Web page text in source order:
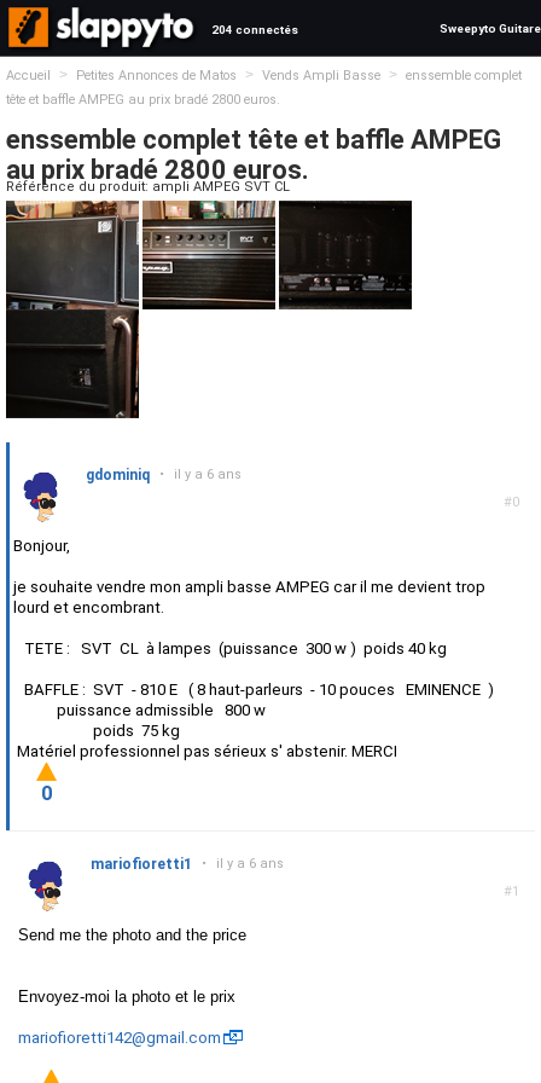
204 connectés Sweepyto Guitare
Accueil > Petites Annonces de Matos > Vends Ampli Basse >
enssemble complet
tête et baffle AMPEG au prix bradé 2800 euros.
enssemble complet tête et baffle AMPEG
au prix bradé 2800 euros.
Référence du produit: ampli AMPEG SVT CL
#0
gdominiq • il y a 6 ans
Bonjour,
je souhaite vendre mon ampli basse AMPEG car il me devient trop
lourd et encombrant.
TETE : SVT CL à lampes (puissance 300 w ) poids 40 kg
BAFFLE : SVT - 810 E ( 8 haut-parleurs - 10 pouces EMINENCE )
puissance admissible 800 w
poids 75 kg
Matériel professionnel pas sérieux s' abstenir. MERCI
0
#1
mariofioretti1 • il y a 6 ans
Send me the photo and the price
Envoyez-moi la photo et le prix
mariofioretti142@gmail.com